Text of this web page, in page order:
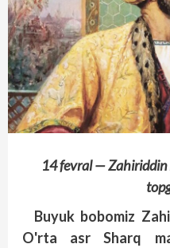
14 fevral —
Buyuk bobomiz
O'rta asr Sharq